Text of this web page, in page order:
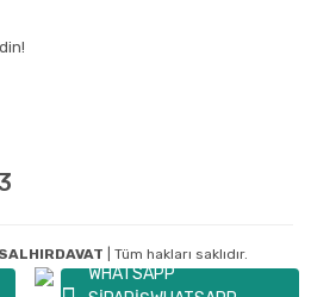
WHATSAPP
| Tüm hakları saklıdır.